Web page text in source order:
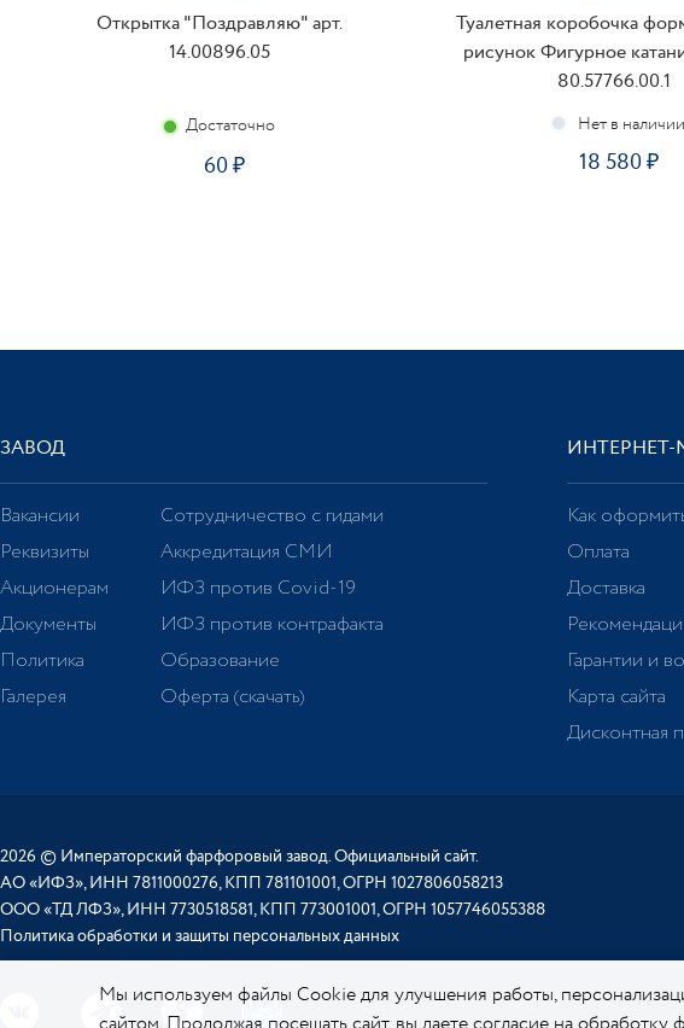
Открытка "Поздравляю" арт.
14.00896.05
Достаточно
60
Туалетная коробочка
рисунок Фигурное
80.57766.00.1
18 580
ЗАВОД
Вакансии
Реквизиты
Акционерам
Документы
Политика
Галерея
Сотрудничество с гидами
Аккредитация СМИ
ИФЗ против Covid-19
ИФЗ против контрафакта
Образование
Оферта (скачать)
Как
Оплата
Доставка
Гарантии и
Карта сайта
Дисконтная
2026 © Императорский фарфоровый завод. Официальный сайт.
АО «ИФЗ», ИНН 7811000276, КПП 781101001, ОГРН 1027806058213
ООО «ТД ЛФЗ», ИНН 7730518581, КПП 773001001, ОГРН 1057746055388
Политика обработки и защиты персональных данных
Мы используем файлы Cookie для улучшения работы,